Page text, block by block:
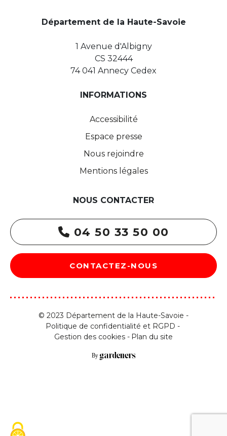
Département de la Haute-Savoie
1 Avenue d'Albigny
CS 32444
74 041 Annecy Cedex
INFORMATIONS
Accessibilité
Espace presse
Nous rejoindre
Mentions légales
NOUS CONTACTER
04 50 33 50 00
CONTACTEZ-NOUS
© 2023 Département de la Haute-Savoie -
Politique de confidentialité et RGPD
Gestion des cookies
Plan du site